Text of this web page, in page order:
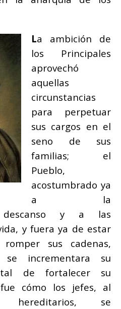
La ambición de
los Principales
aprovechó
aquellas
circunstancias
para perpetuar
sus cargos en el
seno de sus
familias; el
Pueblo,
acostumbrado ya
a la
descanso y a las
y fuera ya de estar
sus cadenas,
incrementara su
de fortalecer su
cómo los jefes, al
hereditarios, se